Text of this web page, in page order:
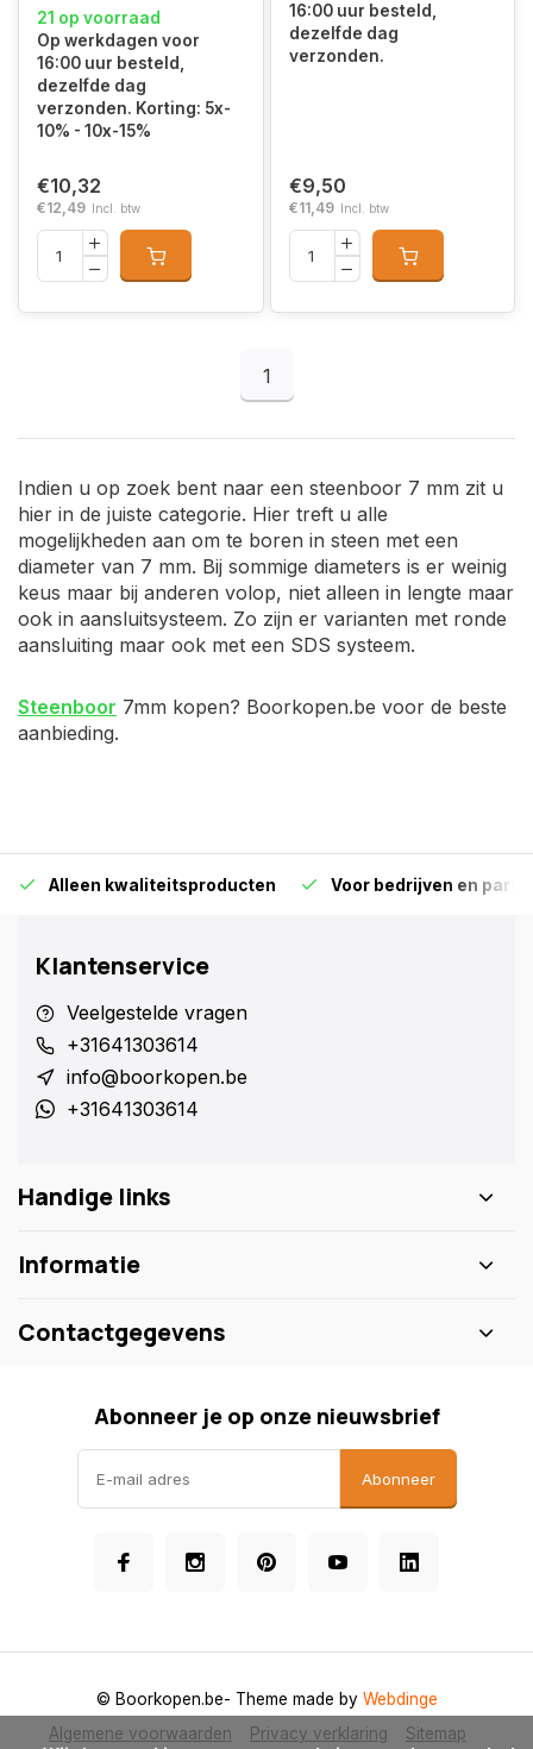
21 op voorraad
Op werkdagen voor
16:00 uur besteld,
dezelfde dag
verzonden. Korting: 5x-
10% - 10x-15%
€10,32
€12,49 Incl. btw
16:00 uur besteld,
dezelfde dag
verzonden.
€9,50
€11,49 Incl. btw
1
Indien u op zoek bent naar een steenboor 7 mm zit u
hier in de juiste categorie. Hier treft u alle
mogelijkheden aan om te boren in steen met een
diameter van 7 mm. Bij sommige diameters is er weinig
keus maar bij anderen volop, niet alleen in lengte maar
ook in aansluitsysteem. Zo zijn er varianten met ronde
aansluiting maar ook met een SDS systeem.
Steenboor 7mm kopen? Boorkopen.be voor de beste
aanbieding.
Alleen kwaliteitsproducten Voor bedrijven en
Klantenservice
Veelgestelde vragen
+31641303614
info@boorkopen.be
+31641303614
Handige links
Informatie
Contactgegevens
Abonneer je op onze nieuwsbrief
Abonneer
Algemene voorwaarden Privacy verklaring Sitemap
© Boorkopen.be- Theme made by Webdinge